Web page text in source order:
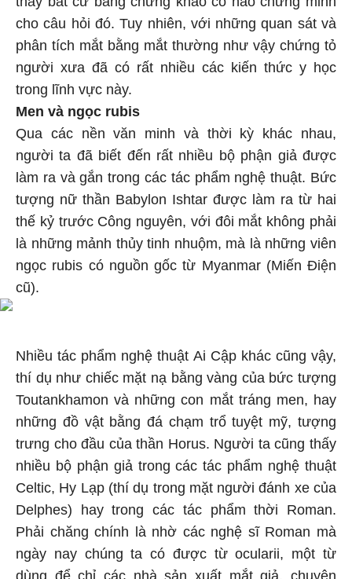
cho câu hỏi đó. Tuy nhiên, với những quan sát và
phân tích mắt bằng mắt thường như vậy chứng tỏ
người xưa đã có rất nhiều các kiến thức y học
trong lĩnh vực này.
Men và ngọc rubis
Qua các nền văn minh và thời kỳ khác nhau,
người ta đã biết đến rất nhiều bộ phận giả được
làm ra và gắn trong các tác phẩm nghệ thuật. Bức
tượng nữ thần Babylon Ishtar được làm ra từ hai
thế kỷ trước Công nguyên, với đôi mắt không phải
là những mảnh thủy tinh nhuộm, mà là những viên
ngọc rubis có nguồn gốc từ Myanmar (Miến Điện
cũ).
Nhiều tác phẩm nghệ thuật Ai Cập khác cũng vậy,
thí dụ như chiếc mặt nạ bằng vàng của bức tượng
Toutankhamon và những con mắt tráng men, hay
những đồ vật bằng đá chạm trổ tuyệt mỹ, tượng
trưng cho đầu của thần Horus. Người ta cũng thấy
nhiều bộ phận giả trong các tác phẩm nghệ thuật
Celtic, Hy Lạp (thí dụ trong mặt người đánh xe của
Delphes) hay trong các tác phẩm thời Roman.
Phải chăng chính là nhờ các nghệ sĩ Roman mà
ngày nay chúng ta có được từ ocularii, một từ
dùng để chỉ các nhà sản xuất mắt giả, chuyên